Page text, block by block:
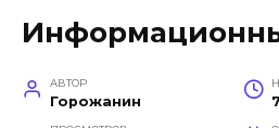
АВТОР
Горожанин